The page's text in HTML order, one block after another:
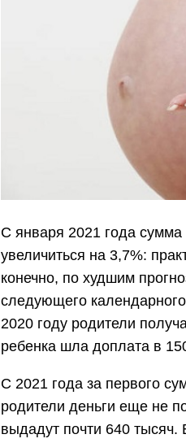
С января 2021 года сумма
увеличиться на 3,7%:
конечно, по худшим
следующего
2020 году родители
ребенка шла доплата в
С 2021 года за первого
родители деньги еще не
выдадут почти 640